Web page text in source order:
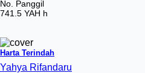
No. Panggil
741.5 YAH h
Harta Terindah
Yahya Rifandaru